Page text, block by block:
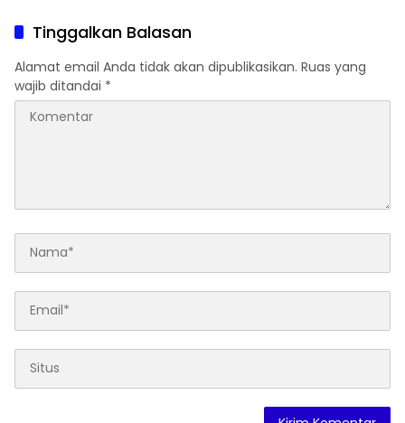
Tinggalkan Balasan
Alamat email Anda tidak akan dipublikasikan. Ruas yang
wajib ditandai *